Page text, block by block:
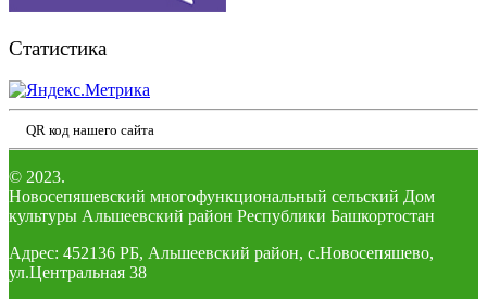
Статистика
QR код нашего сайта
© 2023.
Новосепяшевский многофункциональный сельский Дом
культуры Альшеевский район Республики Башкортостан
Адрес: 452136 РБ, Альшеевский район, с.Новосепяшево,
ул.Центральная 38